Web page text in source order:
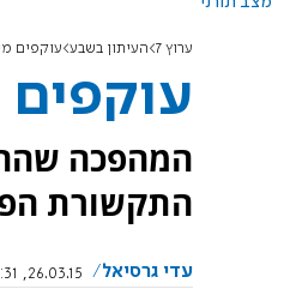
ערוץ 7 העיתון בשבע עוקפים
עוקפים
התקשורת
עדי גרסיאל
26.03.15, 9:31